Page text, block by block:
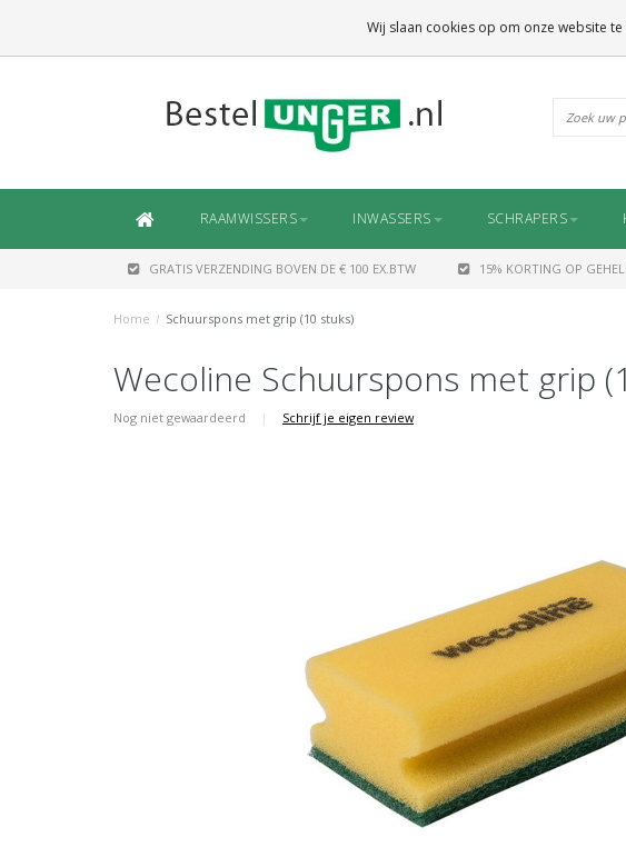
RAAMWISSERS INWASSERS SCHRAPERS
GRATIS VERZENDING BOVEN DE € 100 EX.BTW 15% KORTING OP
Home / Schuurspons met grip (10 stuks)
Wecoline Schuurspons met grip
Nog niet gewaardeerd | Schrijf je eigen review
Wij slaan cookies op om onze website